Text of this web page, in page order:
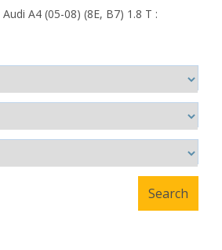
Audi A4 (05-08) (8E, B7) 1.8 T :